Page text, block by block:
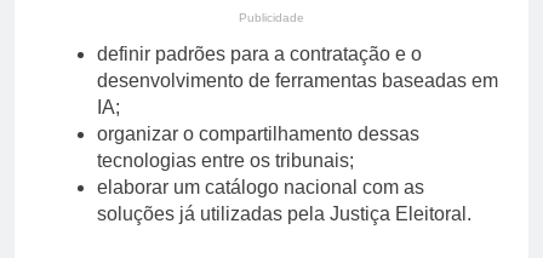
Publicidade
definir padrões para a contratação e o
desenvolvimento de ferramentas baseadas em
IA;
organizar o compartilhamento dessas
tecnologias entre os tribunais;
elaborar um catálogo nacional com as
soluções já utilizadas pela Justiça Eleitoral.